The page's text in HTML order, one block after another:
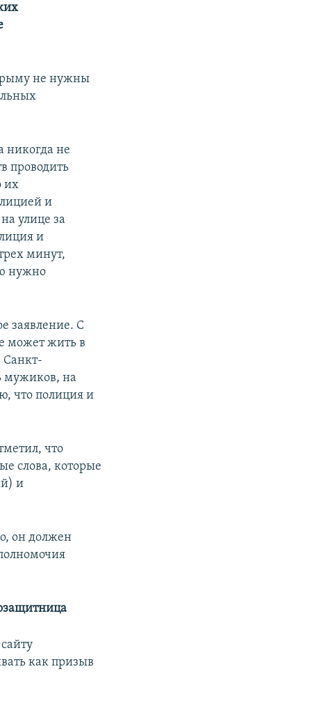
не нужны
никогда не
проводить
их
и
улице за
и
минут,
нужно
заявление. С
может жить в
Санкт-
мужиков, на
что полиция и
что
слова, которые
и
он должен
как призыв